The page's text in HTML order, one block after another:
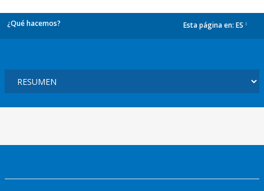
¿Qué hacemos? Esta página en: ES